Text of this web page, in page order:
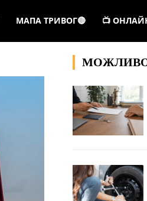
МАПА ТРИВОГ🔴 📺
МОЖЛИВО